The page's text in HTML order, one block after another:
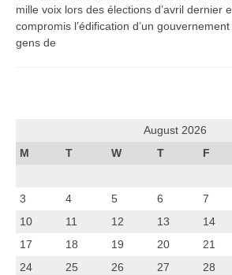
mille voix lors des élections d’avril dernier
compromis l’édification d’un
gens de
August 2026
M
T W T F
3
4 5 6 7
10
11 12 13 14
17
18 19 20 21
24
25 26 27 28